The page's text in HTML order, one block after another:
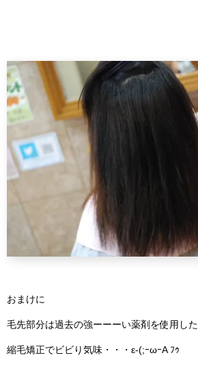
おまけに
毛先部分は過去の強ーーーい薬剤を使用した
縮毛矯正でビビり気味・・・ε-(;ｰωｰA ﾌｩ